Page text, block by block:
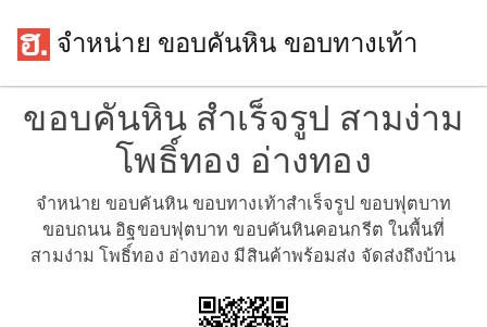
จำหน่าย ขอบคันหิน ขอบทางเท้า
ขอบคันหิน สำเร็จรูป สามง่าม
โพธิ์ทอง อ่างทอง
จำหน่าย ขอบคันหิน ขอบทางเท้าสำเร็จรูป ขอบฟุตบาท
ขอบถนน อิฐขอบฟุตบาท ขอบคันหินคอนกรีต ในพื้นที่
สามง่าม โพธิ์ทอง อ่างทอง มีสินค้าพร้อมส่ง จัดส่งถึงบ้าน